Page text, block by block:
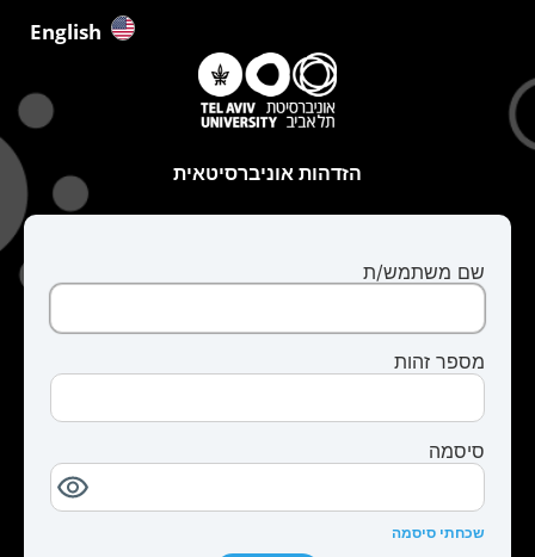
English
הזדהות אוניברסיטאית
שם משתמש/ת
מספר זהות
סיסמה
שכחתי סיסמה